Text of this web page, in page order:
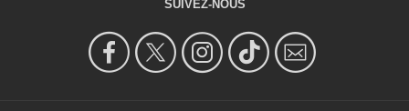
SUIVEZ-NOUS